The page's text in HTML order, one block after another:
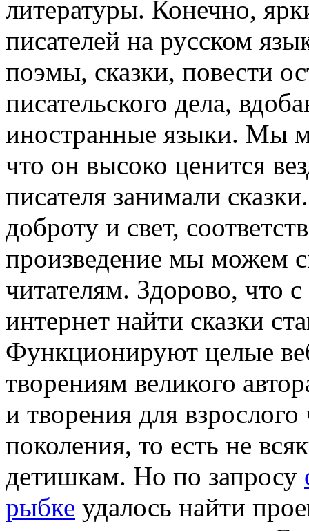
литературы. Конечно,
писателей на русском
поэмы, сказки, повести
писательского дела,
иностранные языки. Мы
что он высоко ценится
писателя занимали
доброту и свет,
произведение мы можем
читателям. Здорово, что
интернет найти сказки
Функционируют целые
творениям великого
и творения для
поколения, то есть не
детишкам. Но по запросу
рыбке удалось найти